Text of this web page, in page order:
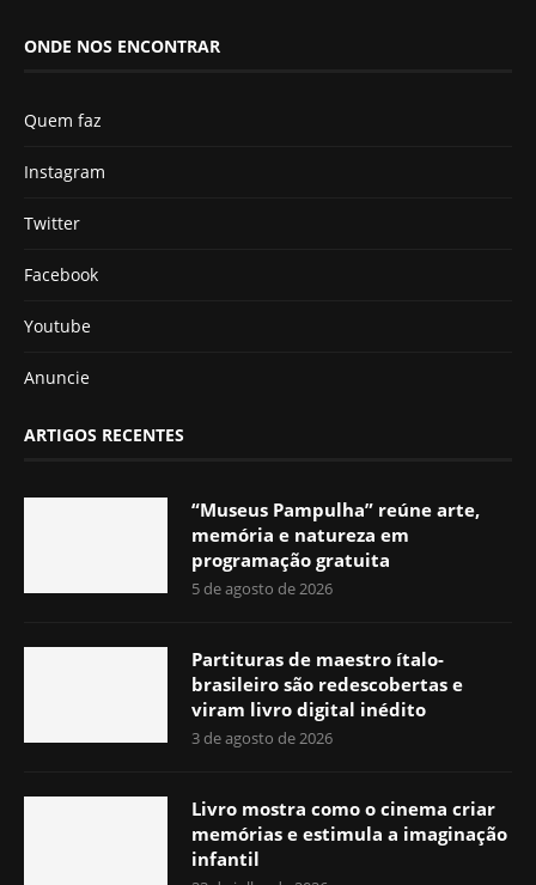
ONDE NOS ENCONTRAR
Quem faz
Instagram
Twitter
Facebook
Youtube
Anuncie
ARTIGOS RECENTES
“Museus Pampulha” reúne arte,
memória e natureza em
programação gratuita
5 de agosto de 2026
Partituras de maestro ítalo-
brasileiro são redescobertas e
viram livro digital inédito
3 de agosto de 2026
Livro mostra como o cinema criar
memórias e estimula a imaginação
infantil